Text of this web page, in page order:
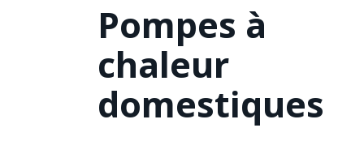
Pompes à
chaleur
domestiques